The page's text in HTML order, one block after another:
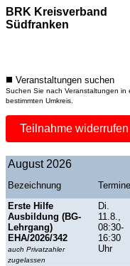
BRK Kreisverband
Südfranken
Veranstaltungen suchen
Suchen Sie nach Veranstaltungen in
bestimmten Umkreis.
Teilnahme widerrufen
August 2026
Bezeichnung Termine
Erste Hilfe
Ausbildung (BG-
Lehrgang)
EHA/2026/342
auch Privatzahler
zugelassen
Di.
11.8.,
08:30-
16:30
Uhr